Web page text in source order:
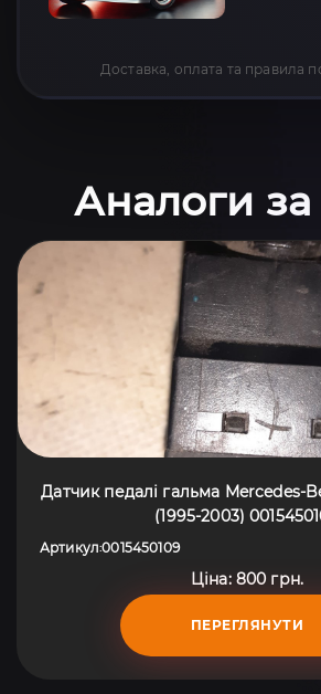
Доставка, оплата та правила
Аналоги за
Датчик педалі гальма Mercedes-
(1995-2003)
Артикул:0015450109
Ціна: 800 грн.
ПЕРЕГЛЯНУТИ